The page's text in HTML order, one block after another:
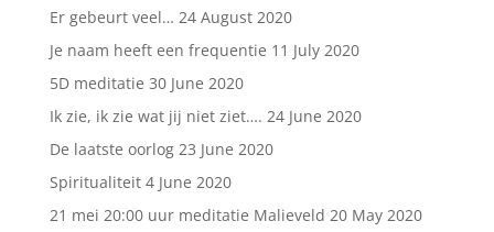
Er gebeurt veel… 24 August 2020
Je naam heeft een frequentie 11 July 2020
5D meditatie 30 June 2020
Ik zie, ik zie wat jij niet ziet…. 24 June 2020
De laatste oorlog 23 June 2020
Spiritualiteit 4 June 2020
21 mei 20:00 uur meditatie Malieveld 20 May 2020